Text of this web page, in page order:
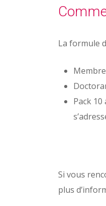
La formule
Pack
Si vous
plus